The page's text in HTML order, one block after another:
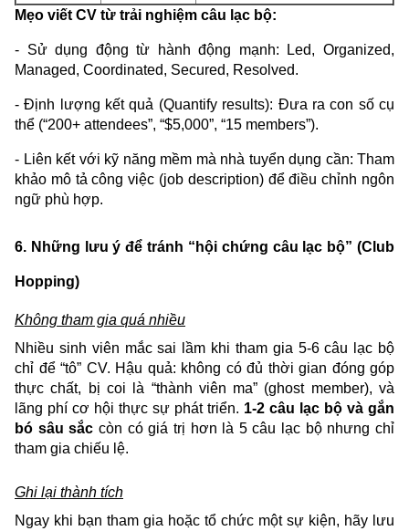
Mẹo viết CV từ trải nghiệm câu lạc bộ:
- Sử dụng động từ hành động mạnh: Led, Organized,
Managed, Coordinated, Secured, Resolved.
- Định lượng kết quả (Quantify results): Đưa ra con số cụ
thể (“200+ attendees”, “$5,000”, “15 members”).
- Liên kết với kỹ năng mềm mà nhà tuyển dụng cần: Tham
khảo mô tả công việc (job description) để điều chỉnh ngôn
ngữ phù hợp.
6. Những lưu ý để tránh “hội chứng câu lạc bộ” (Club
Hopping)
Không tham gia quá nhiều
Nhiều sinh viên mắc sai lầm khi tham gia 5-6 câu lạc bộ
chỉ để “tô” CV. Hậu quả: không có đủ thời gian đóng góp
thực chất, bị coi là “thành viên ma” (ghost member), và
lãng phí cơ hội thực sự phát triển. 1-2 câu lạc bộ và gắn
bó sâu sắc còn có giá trị hơn là 5 câu lạc bộ nhưng chỉ
tham gia chiếu lệ.
Ghi lại thành tích
Ngay khi bạn tham gia hoặc tổ chức một sự kiện, hãy lưu